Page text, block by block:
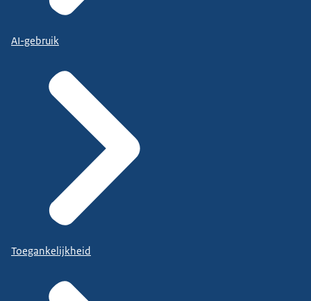
AI-gebruik
Toegankelijkheid